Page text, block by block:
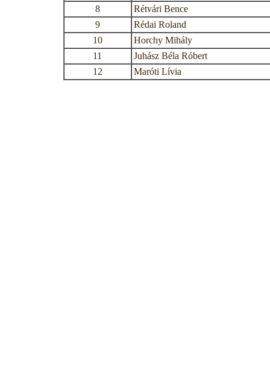
8
Rétvári Bence
9
Rédai Roland
10
Horchy Mihály
11
Juhász Béla Róbert
12
Maróti Lívia